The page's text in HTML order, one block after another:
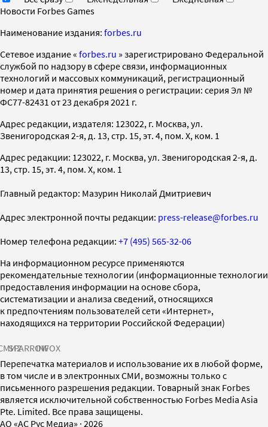
Новости Forbes Games
Наименование издания: forbes.ru
Cетевое издание « forbes.ru » зарегистрировано Федеральной
службой по надзору в сфере связи, информационных
технологий и массовых коммуникаций, регистрационный
номер и дата принятия решения о регистрации: серия Эл №
ФС77-82431 от 23 декабря 2021 г.
Адрес редакции, издателя: 123022, г. Москва, ул.
Звенигородская 2-я, д. 13, стр. 15, эт. 4, пом. X, ком. 1
Адрес редакции: 123022, г. Москва, ул. Звенигородская 2-я, д.
13, стр. 15, эт. 4, пом. X, ком. 1
Главный редактор: Мазурин Николай Дмитриевич
Адрес электронной почты редакции: press-release@forbes.ru
Номер телефона редакции: +7 (495) 565-32-06
На информационном ресурсе применяются
рекомендательные технологии (информационные технологии
предоставления информации на основе сбора,
систематизации и анализа сведений, относящихся
к предпочтениям пользователей сети «Интернет»,
находящихся на территории Российской Федерации)
SPARROWINFOX
Перепечатка материалов и использование их в любой форме,
в том числе и в электронных СМИ, возможны только с
письменного разрешения редакции. Товарный знак Forbes
является исключительной собственностью Forbes Media Asia
Pte. Limited. Все права защищены.
AO «АС Рус Медиа» · 2026